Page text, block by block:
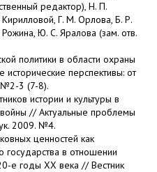
редактор), Н. П.
Г. М. Орлова, Б. Р.
Ю. С. Яралова (зам. отв.
политики в области охраны
перспективы: от
№2-3 (7-8).
истории и культуры в
// Актуальные проблемы
2009. №4.
ценностей как
государства в отношении
е годы ХХ века // Вестник